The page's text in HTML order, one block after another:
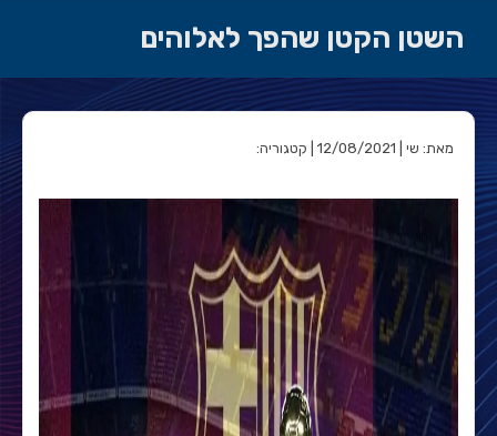
השטן הקטן שהפך לאלוהים
מאת: שי | 12/08/2021 | קטגוריה: